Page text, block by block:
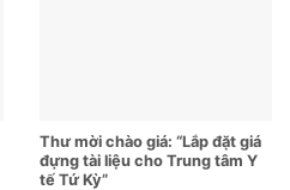
Thư mời chào giá: “Lắp đặt giá
đựng tài liệu cho Trung tâm Y
tế Tứ Kỳ”